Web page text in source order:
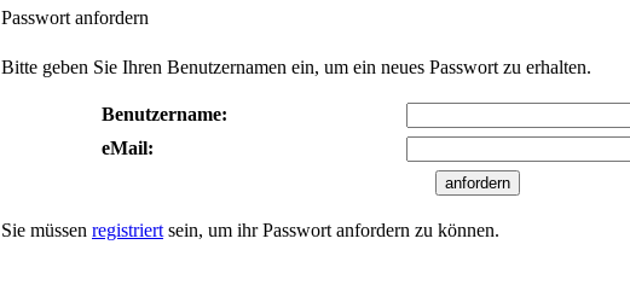
Passwort anfordern
Bitte geben Sie Ihren Benutzernamen ein, um ein neues Passwort zu erhalten.
Benutzername:
eMail:
Sie müssen registriert sein, um ihr Passwort anfordern zu können.